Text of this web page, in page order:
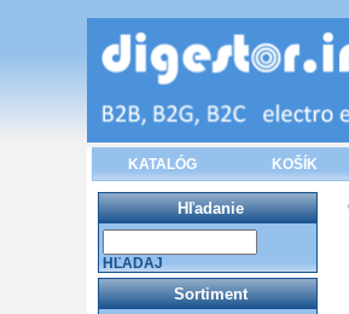
KATALÓG KOŠÍK
Hľadanie
HĽADAJ
Sortiment